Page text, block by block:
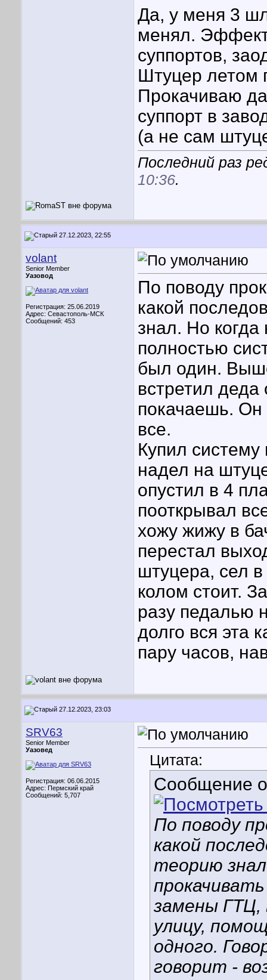
Да, у меня 3
менял.
суппортов,
Штуцер летом
Прокачиваю
суппорт в
(а не сам
Последний раз
10:36.
27.12.2023, 22:55
volant
Senior Member
Уазовод
Регистрация: 25.06.2019
Адрес: Севастополь-МСК
Сообщений: 453
По поводу
какой
знал. Но
полностью
был один.
встретил
покачаешь. Он
все.
Купил систему
надел на
опустил в 4
пооткрывал
хожу жижу в
перестал
штуцера, сел
колом стоит.
разу педалью
долго вся эта
пару часов,
27.12.2023, 23:03
SRV63
Senior Member
Уазовед
Регистрация: 06.06.2015
Адрес: Пермский край
Сообщений: 5,707
Цитата:
Сообщение
По поводу
какой
теорию
замены ГТЦ,
улицу,
одного.
говорит -